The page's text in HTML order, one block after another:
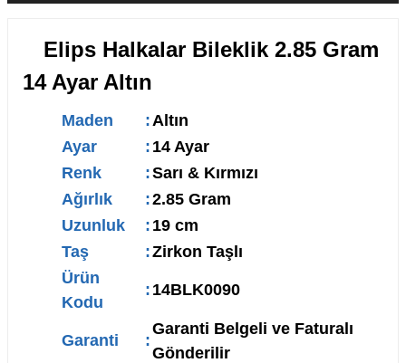
Elips Halkalar Bileklik 2.85 Gram
14 Ayar Altın
Maden :Altın
Ayar
: 14 Ayar
Renk
:Sarı & Kırmızı
Ağırlık
:2.85 Gram
Uzunluk
: 19 cm
Taş
:Zirkon Taşlı
Ürün
Kodu
: 14BLK0090
Garanti :
Garanti Belgeli ve Faturalı
Gönderilir